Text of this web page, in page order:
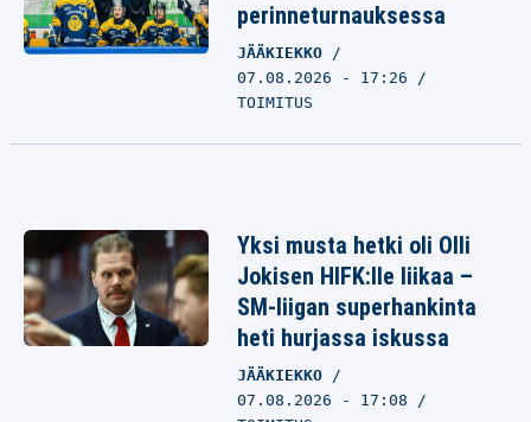
perinneturnauksessa
JÄÄKIEKKO
07.08.2026 - 17:26
TOIMITUS
Yksi musta hetki oli Olli
Jokisen HIFK:lle liikaa –
SM-liigan superhankinta
heti hurjassa iskussa
JÄÄKIEKKO
07.08.2026 - 17:08